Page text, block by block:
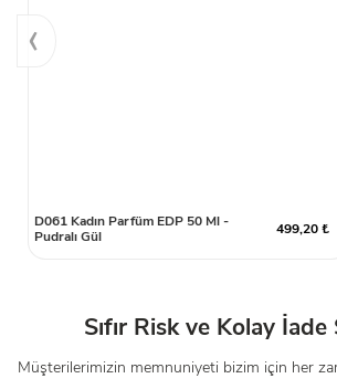
D061 Kadın Parfüm EDP 50 Ml -
Pudralı Gül
499,20 ₺
‹
Sıfır Risk ve Kolay
Müşterilerimizin memnuniyeti bizim için her